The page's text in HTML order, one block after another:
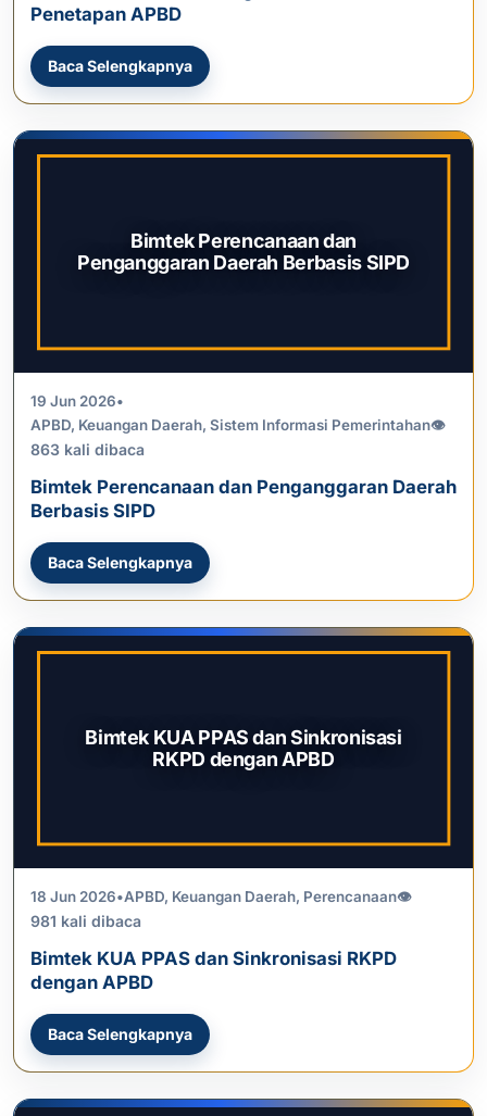
Penetapan APBD
Baca Selengkapnya
Bimtek Perencanaan dan
Penganggaran Daerah Berbasis SIPD
19 Jun 2026•
APBD, Keuangan Daerah, Sistem Informasi Pemerintahan👁
863 kali dibaca
Bimtek Perencanaan dan Penganggaran Daerah
Berbasis SIPD
Baca Selengkapnya
Bimtek KUA PPAS dan Sinkronisasi
RKPD dengan APBD
18 Jun 2026•APBD, Keuangan Daerah, Perencanaan👁
981 kali dibaca
Bimtek KUA PPAS dan Sinkronisasi RKPD
dengan APBD
Baca Selengkapnya